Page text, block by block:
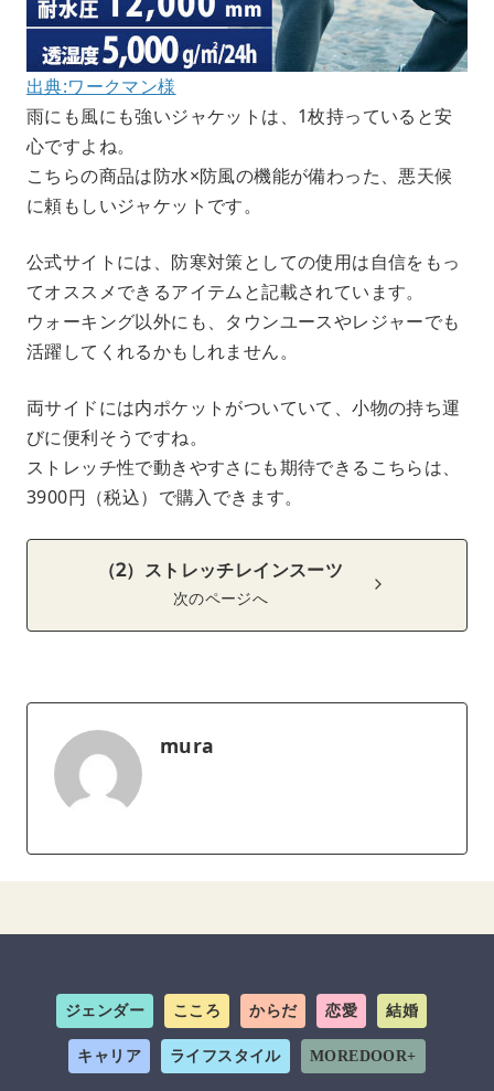
出典:ワークマン様
雨にも風にも強いジャケットは、1枚持っていると安
心ですよね。
こちらの商品は防水×防風の機能が備わった、悪天候
に頼もしいジャケットです。
公式サイトには、防寒対策としての使用は自信をもっ
てオススメできるアイテムと記載されています。
ウォーキング以外にも、タウンユースやレジャーでも
活躍してくれるかもしれません。
両サイドには内ポケットがついていて、小物の持ち運
びに便利そうですね。
ストレッチ性で動きやすさにも期待できるこちらは、
3900円（税込）で購入できます。
（2）ストレッチレインスーツ
次のページへ
mura
ジェンダー こころ からだ 恋愛 結婚
キャリア ライフスタイル MOREDOOR+